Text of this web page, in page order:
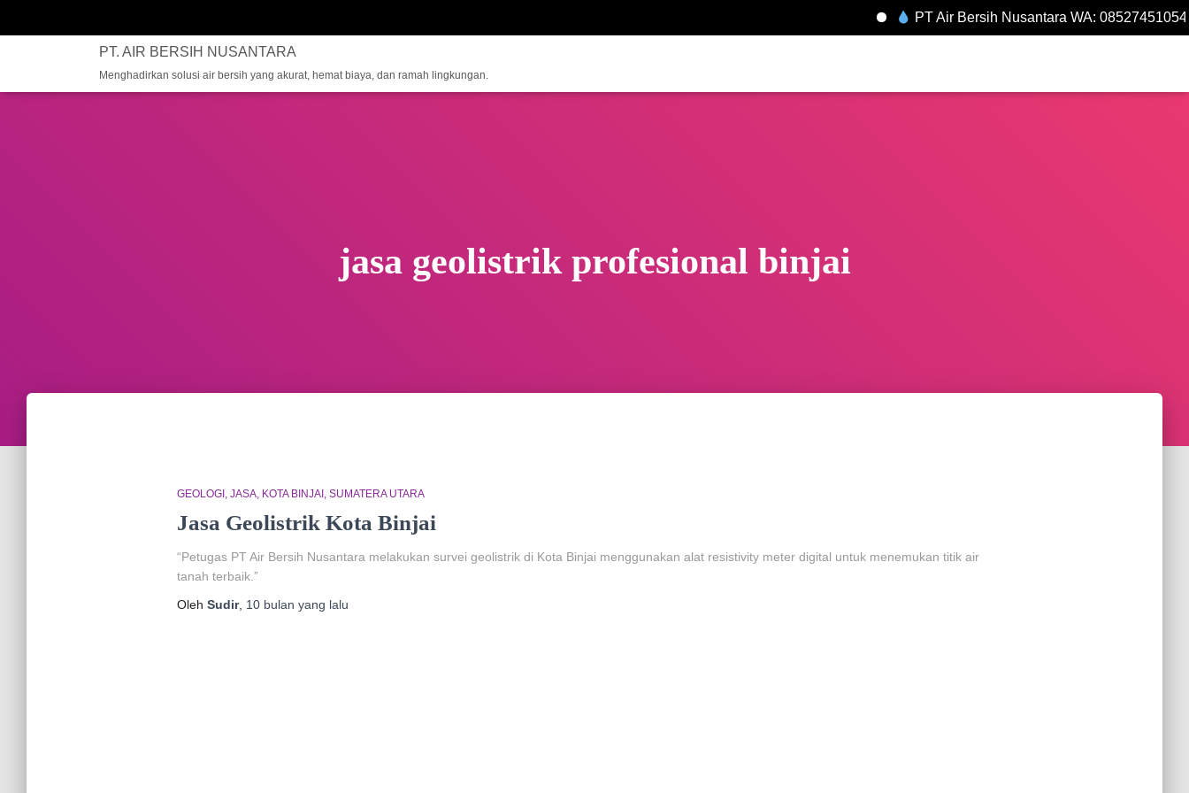
PT Air Bersih Nusantara WA: 085274510548
PT. AIR BERSIH NUSANTARA
Menghadirkan solusi air bersih yang akurat, hemat biaya, dan ramah lingkungan.
jasa geolistrik profesional binjai
GEOLOGI JASA KOTA BINJAI SUMATERA UTARA
Jasa Geolistrik Kota Binjai
“Petugas PT Air Bersih Nusantara melakukan survei geolistrik di Kota Binjai menggunakan alat resistivity meter digital untuk menemukan titik air
tanah terbaik.”
Oleh Sudir, 10 bulan yang lalu